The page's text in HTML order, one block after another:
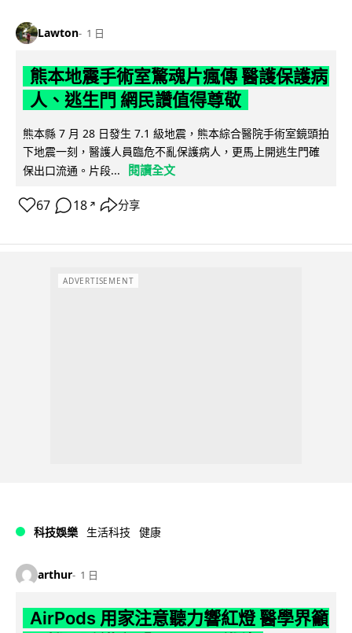
Lawton 1 日
熊本地震手術室驚魂片瘋傳 醫護保護病
人、逃生門 網民讚值得尊敬
熊本縣 7 月 28 日發生 7.1 級地震，熊本綜合醫院手術室鏡頭拍
下地震一刻，醫護人員臨危不亂保護病人，更馬上開逃生門確
保出口流通。片段...
閱讀全文
67 18 ↗ 分享
ADVERTISEMENT
科技娛樂 生活科技 健康
arthur 1 日
AirPods 用家注意聽力響紅燈 醫學界籲